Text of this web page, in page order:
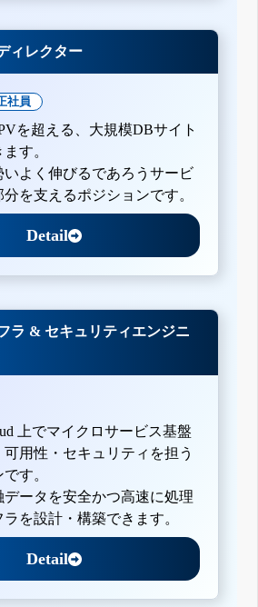
ィレクター
社員
を超える、大規模DBサイト
す。
いよく伸びるであろうサービ
を支えるポジションです。
Detail
ラ & セキュリティエンジニ
上でマイクロサービス基盤
用性・セキュリティを担う
す。
データを安全かつ高速に処理
を設計・構築できます。
Detail